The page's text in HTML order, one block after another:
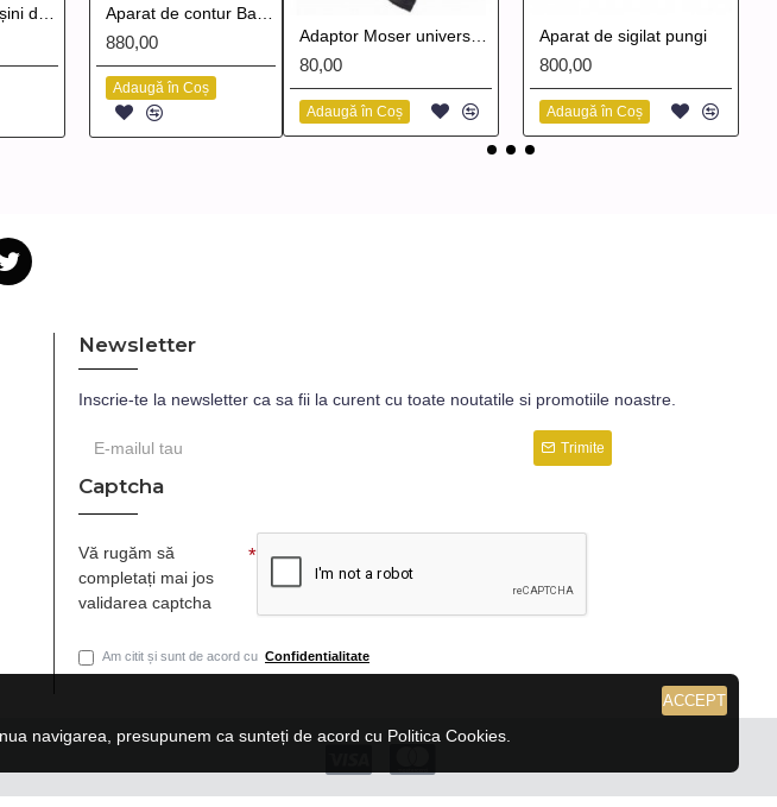
880,00
Adaugă în Coș
80,00
Adaugă în Coș
Aparat de sigilat pungi
800,00
Adaugă în Coș
Newsletter
Inscrie-te la newsletter ca sa fii la curent cu toate noutatile si promotiile noastre.
Trimite
Captcha
Vă rugăm să
completați mai jos
validarea captcha
Am citit și sunt de acord cu Confidentialitate
ACCEPT
navigarea, presupunem ca sunteți de acord cu Politica Cookies.